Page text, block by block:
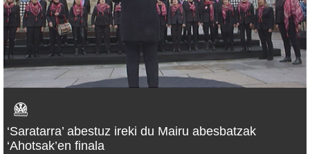
‘Saratarra’ abestuz ireki du Mairu abesbatzak
‘Ahotsak’en finala